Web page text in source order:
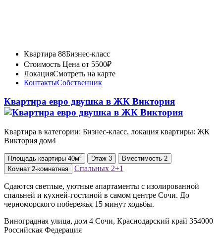
Квартира 88Бизнес-класс
Стоимость Цена от 5500₽
ЛокацияСмотреть на карте
КонтактыСобственник
Квартира евро двушка в ЖК Виктория
Квартира в категории: Бизнес-класс, локация квартиры: ЖК
Виктория дом4
Площадь квартиры 40м² Этаж 3 Вместимость 2
Комнат 2-комнатная Спальных 2+1
Сдаются светлые, уютные апартаменты с изолированной
спальней и кухней-гостиной в самом центре Сочи. До
черноморского побережья 15 минут ходьбы.
Виноградная улица, дом 4 Сочи, Краснодарский край 354000
Российская Федерация